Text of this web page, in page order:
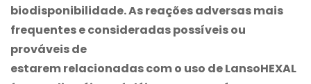
biodisponibilidade. As reações adversas mais
frequentes e consideradas possíveis ou
prováveis de
estarem relacionadas com o uso deLansoHEXAL